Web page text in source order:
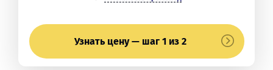
Узнать цену — шаг 1 из 2